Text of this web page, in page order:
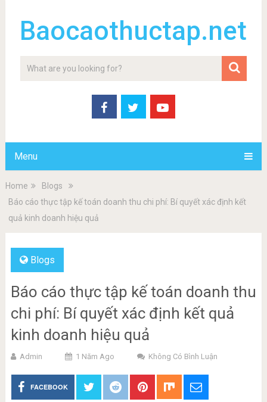
Baocaothuctap.net
Menu
Home
Blogs
Báo cáo thực tập kế toán doanh thu chi phí: Bí quyết xác định kết
quả kinh doanh hiệu quả
Blogs
Báo cáo thực tập kế toán doanh thu
chi phí: Bí quyết xác định kết quả
kinh doanh hiệu quả
Admin 1 Năm Ago Không Có Bình Luận
FACEBOOK